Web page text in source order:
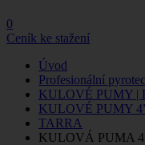
0
Ceník ke stažení
Úvod
Profesionální
KULOVÉ PUMY |
KULOVÉ PUMY
TARRA
KULOVÁ PUMA